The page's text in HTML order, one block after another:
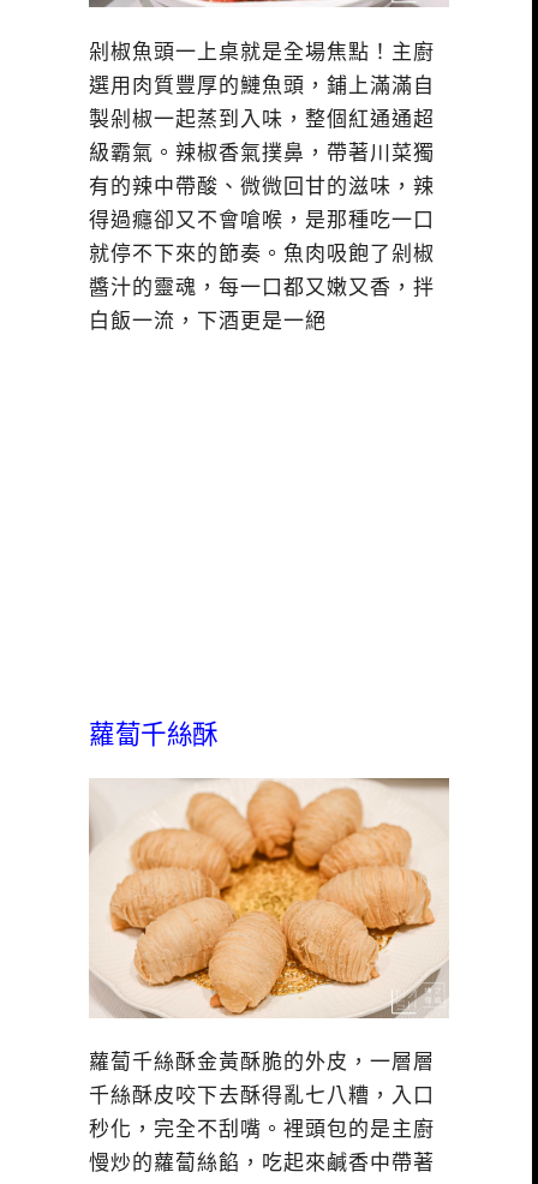
剁椒魚頭一上桌就是全場焦點！主廚
選用肉質豐厚的鰱魚頭，鋪上滿滿自
製剁椒一起蒸到入味，整個紅通通超
級霸氣。辣椒香氣撲鼻，帶著川菜獨
有的辣中帶酸、微微回甘的滋味，辣
得過癮卻又不會嗆喉，是那種吃一口
就停不下來的節奏。魚肉吸飽了剁椒
醬汁的靈魂，每一口都又嫩又香，拌
白飯一流，下酒更是一絕
蘿蔔千絲酥
蘿蔔千絲酥金黃酥脆的外皮，一層層
千絲酥皮咬下去酥得亂七八糟，入口
秒化，完全不刮嘴。裡頭包的是主廚
慢炒的蘿蔔絲餡，吃起來鹹香中帶著